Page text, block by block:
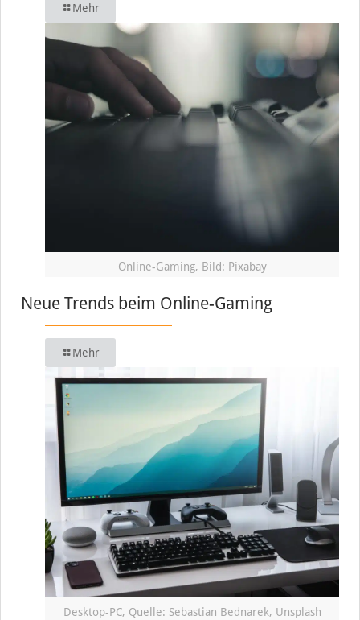
Mehr
Online-Gaming, Bild: Pixabay
Neue Trends beim Online-Gaming
Mehr
Desktop-PC, Quelle: Sebastian Bednarek, Unsplash